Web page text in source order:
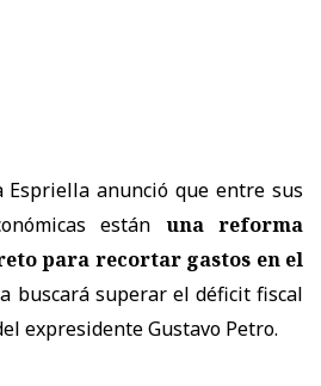
Espriella anunció que entre sus
están una reforma
para recortar gastos en el
buscará superar el déficit fiscal
expresidente Gustavo Petro.